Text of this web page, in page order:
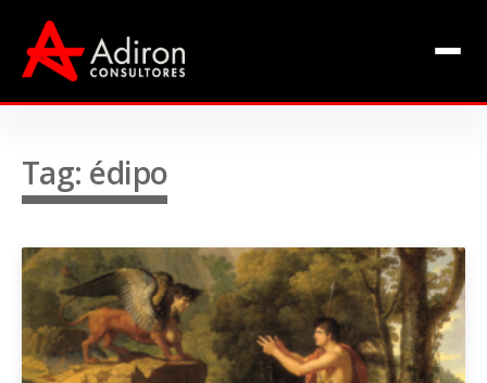
Livros de Fábio Adiron
Contato
Tag: édipo